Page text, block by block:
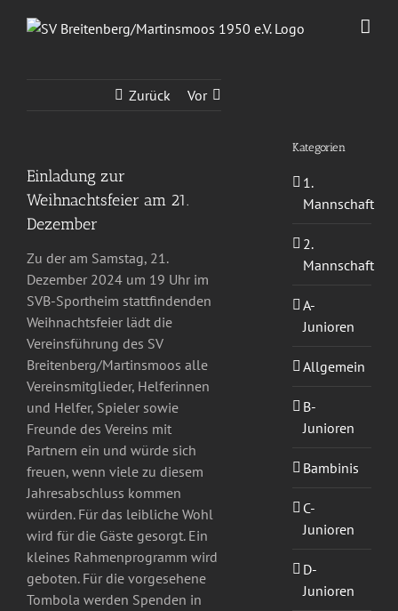
Inhalt
Zurück Vor
Einladung zur
Weihnachtsfeier am 21.
Dezember
Zu der am Samstag, 21.
Dezember 2024 um 19 Uhr im
SVB-Sportheim stattfindenden
Weihnachtsfeier lädt die
Vereinsführung des SV
Breitenberg/Martinsmoos alle
Vereinsmitglieder, Helferinnen
und Helfer, Spieler sowie
Freunde des Vereins mit
Partnern ein und würde sich
freuen, wenn viele zu diesem
Jahresabschluss kommen
würden. Für das leibliche Wohl
wird für die Gäste gesorgt. Ein
kleines Rahmenprogramm wird
geboten. Für die vorgesehene
Tombola werden Spenden in
Kategorien
1.
Mannschaft
2.
Mannschaft
A-
Junioren
Allgemein
B-
Junioren
Bambinis
C-
Junioren
D-
Junioren